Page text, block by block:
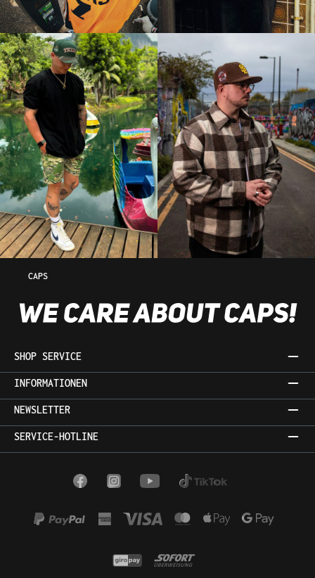
CAPS
SHOP SERVICE
INFORMATIONEN
NEWSLETTER
SERVICE-HOTLINE